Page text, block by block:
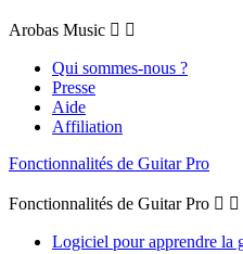
Arobas Music  
Qui sommes-nous ?
Presse
Aide
Affiliation
Fonctionnalités de Guitar Pro
Fonctionnalités de Guitar Pro  
Logiciel pour apprendre la